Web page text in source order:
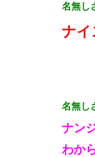
名無し
ナイ
名無し
ナン
わか